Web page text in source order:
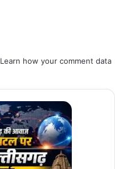
Learn how your comment data